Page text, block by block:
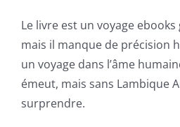
Le livre est un voyage
mais il manque de précision
un voyage dans l’âme
émeut, mais sans Lambique
surprendre.
The
incorporation
of
technology